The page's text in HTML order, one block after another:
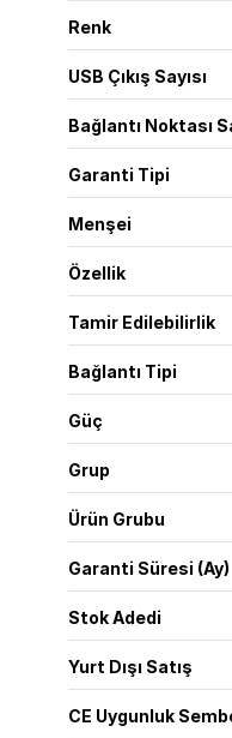
Renk
USB Çıkış Sayısı
Bağlantı Noktası
Garanti Tipi
Menşei
Özellik
Tamir Edilebilirlik
Bağlantı Tipi
Güç
Grup
Ürün Grubu
Garanti Süresi (Ay)
Stok Adedi
Yurt Dışı Satış
CE Uygunluk